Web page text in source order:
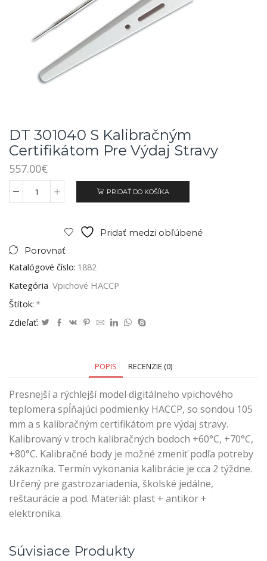
DT 301040 S Kalibračným
Certifikátom Pre Výdaj Stravy
557.00€
PRIDAŤ DO KOŠÍKA
Pridať medzi obľúbené
Porovnať
Katalógové číslo: 1882
Kategória Vpichové HACCP
Štítok: *
Zdieľať:
POPIS RECENZIE (0)
Presnejší a rýchlejší model digitálneho vpichového
teplomera spĺňajúci podmienky HACCP, so sondou 105
mm a s kalibračným certifikátom pre výdaj stravy.
Kalibrovaný v troch kalibračných bodoch +60°C, +70°C,
+80°C. Kalibračné body je možné zmeniť podľa potreby
zákazníka. Termín vykonania kalibrácie je cca 2 týždne.
Určený pre gastrozariadenia, školské jedálne,
reštaurácie a pod. Materiál: plast + antikor +
elektronika.
Súvisiace Produkty